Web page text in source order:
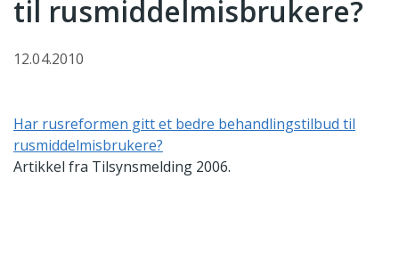
til rusmiddelmisbrukere?
12.04.2010
Har rusreformen gitt et bedre behandlingstilbud til
rusmiddelmisbrukere?
Artikkel fra Tilsynsmelding 2006.